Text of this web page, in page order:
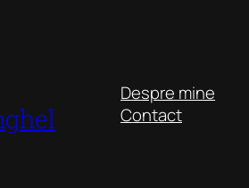
Despre mine
Contact